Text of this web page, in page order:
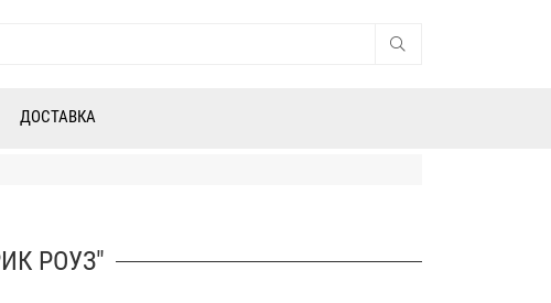
ДОСТАВКА
РОУЗ"